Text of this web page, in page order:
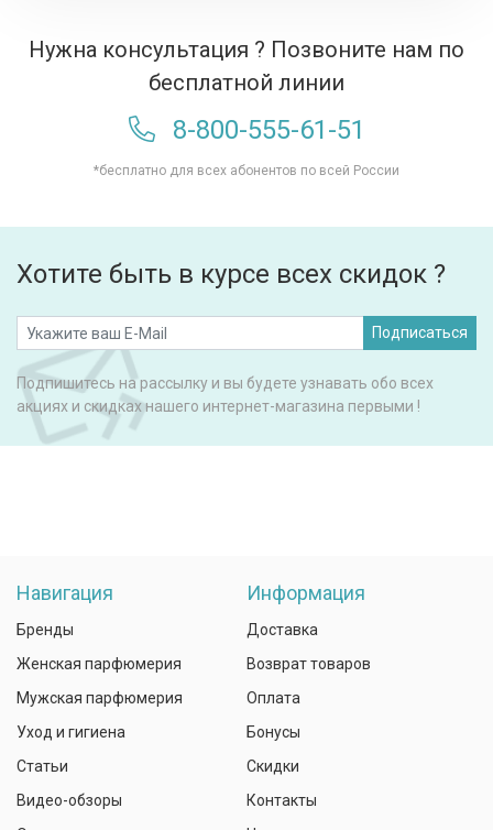
Нужна консультация ? Позвоните нам по
бесплатной линии
8-800-555-61-51
*бесплатно для всех абонентов по всей России
Хотите быть в курсе всех скидок ?
Подписаться
Подпишитесь на рассылку и вы будете узнавать обо всех
акциях и скидках нашего интернет-магазина первыми !
Навигация
Бренды
Женская парфюмерия
Мужская парфюмерия
Уход и гигиена
Статьи
Видео-обзоры
Информация
Доставка
Возврат товаров
Оплата
Бонусы
Скидки
Контакты